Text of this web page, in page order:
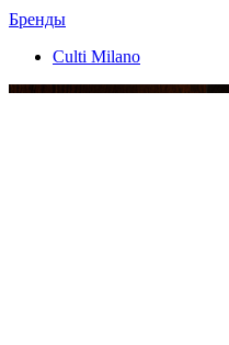
Бренды
Culti Milano